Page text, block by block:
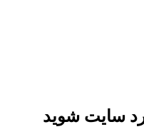
سایت شوید